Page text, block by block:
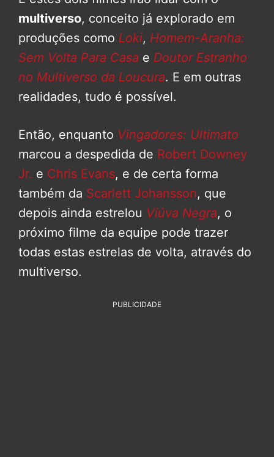
multiverso, conceito já explorado em
produções como Loki, Homem-Aranha:
Sem Volta Para Casa e Doutor Estranho
no Multiverso da Loucura. E em outras
realidades, tudo é possível.
Então, enquanto Vingadores: Ultimato
marcou a despedida de Robert Downey
Jr. e Chris Evans, e de certa forma
também da Scarlett Johansson, que
depois ainda estrelou Viúva Negra, o
próximo filme da equipe pode trazer
todas estas estrelas de volta, através do
multiverso.
PUBLICIDADE